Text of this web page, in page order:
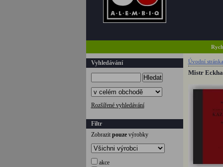
Vyhledávání
Hledat
Rozšířené vyhledávání
Filtr
Zobrazit pouzevýrobky
akce
Úvodní stránka
Mistr